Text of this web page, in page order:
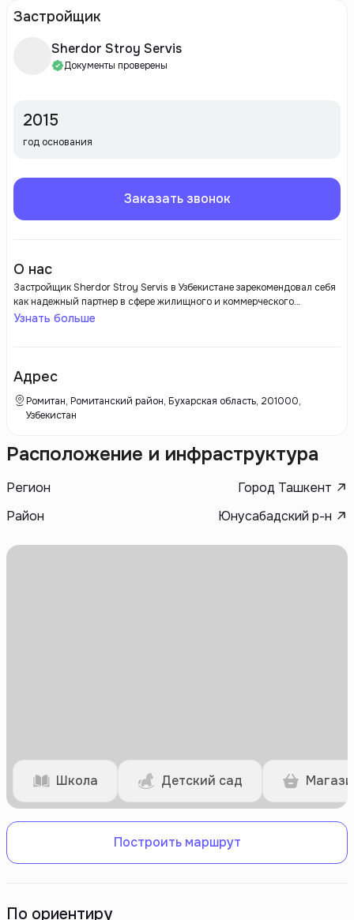
Застройщик
Sherdor Stroy Servis
Документы проверены
2015
год основания
Заказать звонок
О нас
Застройщик Sherdor Stroy Servis в Узбекистане зарекомендовал себя
как надежный партнер в сфере жилищного и коммерческого
строительства. С момента основания его компания активно взялась
использованию современных технологий и высококачественных
материалов, что позволяет создавать не только эстетически
привлекательные, но и старинные здания.
Узнать больше
Адрес
Ромитан, Ромитанский район, Бухарская область, 201000,
Узбекистан
Расположение и инфраструктура
Регион
Город Ташкент
Район
Юнусабадский р-н
Школа Детский сад
Построить маршрут
По ориентиру